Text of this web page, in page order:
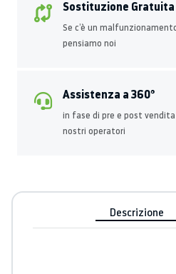
Sostituzione Gratuita
Se c’è un
pensiamo noi
Assistenza a 360°
in fase di pre e post
nostri operatori
Descrizione